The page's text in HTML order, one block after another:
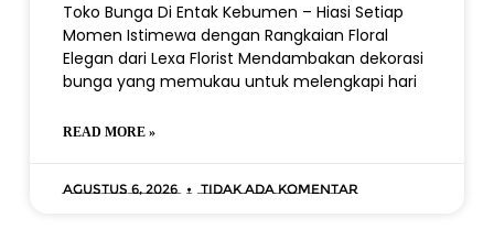
Toko Bunga Di Entak Kebumen – Hiasi Setiap
Momen Istimewa dengan Rangkaian Floral
Elegan dari Lexa Florist Mendambakan dekorasi
bunga yang memukau untuk melengkapi hari
READ MORE »
Agustus 6, 2026 Tidak ada komentar